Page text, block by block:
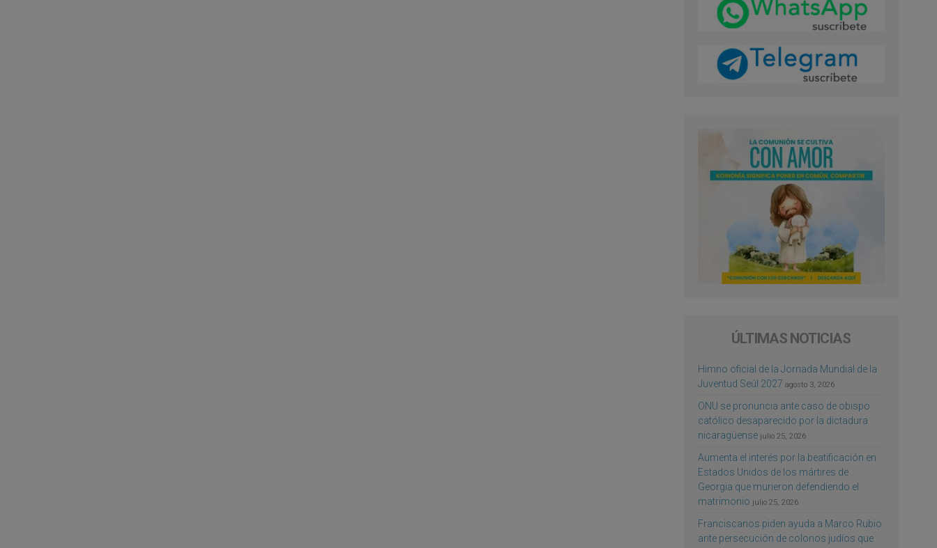
ÚLTIMAS NOTICIAS
Himno oficial de la Jornada Mundial de la
Juventud Seúl 2027 agosto 3, 2026
ONU se pronuncia ante caso de obispo
católico desaparecido por la dictadura
nicaragüense julio 25, 2026
Aumenta el interés por la beatificación en
Estados Unidos de los mártires de
Georgia que murieron defendiendo el
matrimonio julio 25, 2026
Franciscanos piden ayuda a Marco Rubio
ante persecución de colonos judíos que